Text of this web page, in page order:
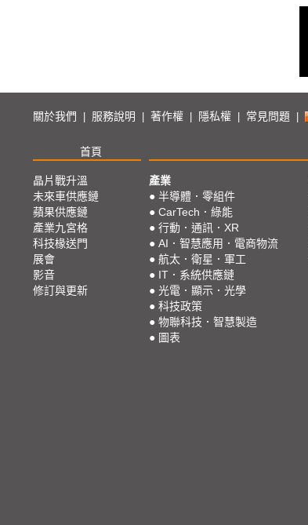
關於我們 服務說明 著作權 隱私權 常見問題
首頁
晶片戰升溫
未來車供應鏈
蘋果供應鏈
產業九宮格
科技椽送門
展會
影音
修訂與更新
產業
● 半導體．零組件
● CarTech．綠能
● 行動．通訊．XR
● AI．智慧應用．電商物流
● 航太．衛星．軍工
● IT．系統供應鏈
● 光電．顯示．光學
● 科技政策
● 物聯科技．智慧製造
● 圖表